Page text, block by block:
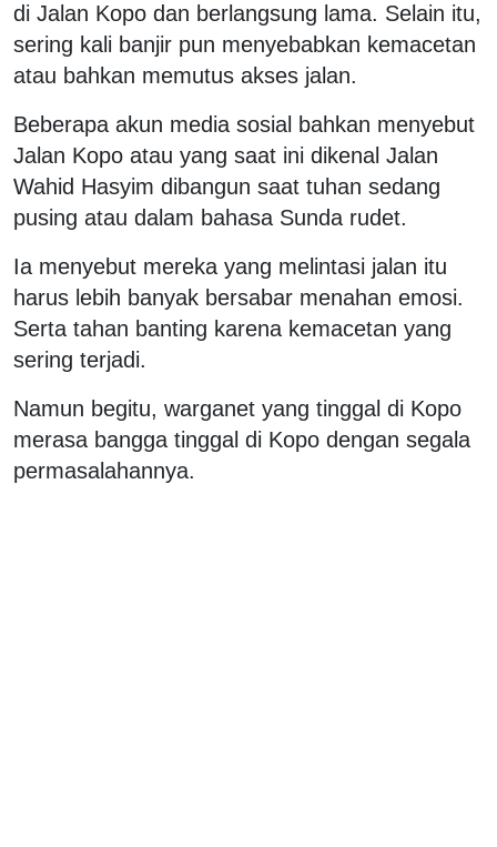
di Jalan Kopo dan berlangsung lama. Selain itu,
sering kali banjir pun menyebabkan kemacetan
atau bahkan memutus akses jalan.
Beberapa akun media sosial bahkan menyebut
Jalan Kopo atau yang saat ini dikenal Jalan
Wahid Hasyim dibangun saat tuhan sedang
pusing atau dalam bahasa Sunda rudet.
Ia menyebut mereka yang melintasi jalan itu
harus lebih banyak bersabar menahan emosi.
Serta tahan banting karena kemacetan yang
sering terjadi.
Namun begitu, warganet yang tinggal di Kopo
merasa bangga tinggal di Kopo dengan segala
permasalahannya.